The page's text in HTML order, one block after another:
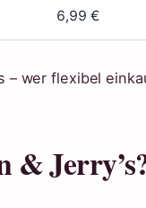
6,99 €
– wer flexibel
&